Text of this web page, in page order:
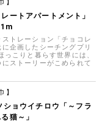
】
ートアパートメント」
トレーション「チョコレ
企画したシーチングプリ
こりと暮らす世界には、
ストーリーがこめられて
】
ョウイチロウ「～フラ
猫～」